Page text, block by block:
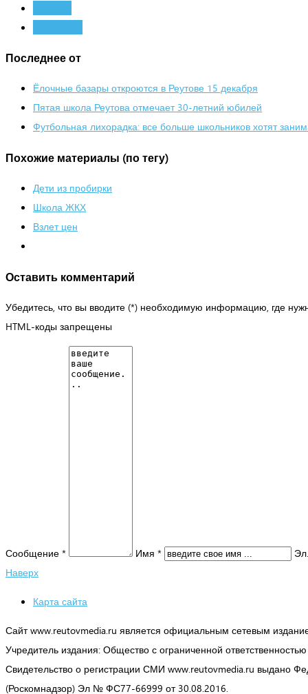
Последнее от
Ёлочные базары откроются в Реутове 15 декабря
Пятая школа Реутова отмечает 30-летний юбилей
Футбольная лихорадка: все больше школьников хотят
Похожие материалы (по тегу)
Дети из пробирки
Школа ЖКХ
Взлет цен
Оставить комментарий
Убедитесь, что вы вводите (*) необходимую информацию, где
HTML-коды запрещены
Сообщение * Имя *
Наверх
Карта сайта
Сайт www.reutovmedia.ru является официальным сетевым
Учредитель издания: Общество с ограниченной
Свидетельство о регистрации СМИ www.reutovmedia.ru выдано
(Роскомнадзор) Эл № ФС77-66999 от 30.08.2016.